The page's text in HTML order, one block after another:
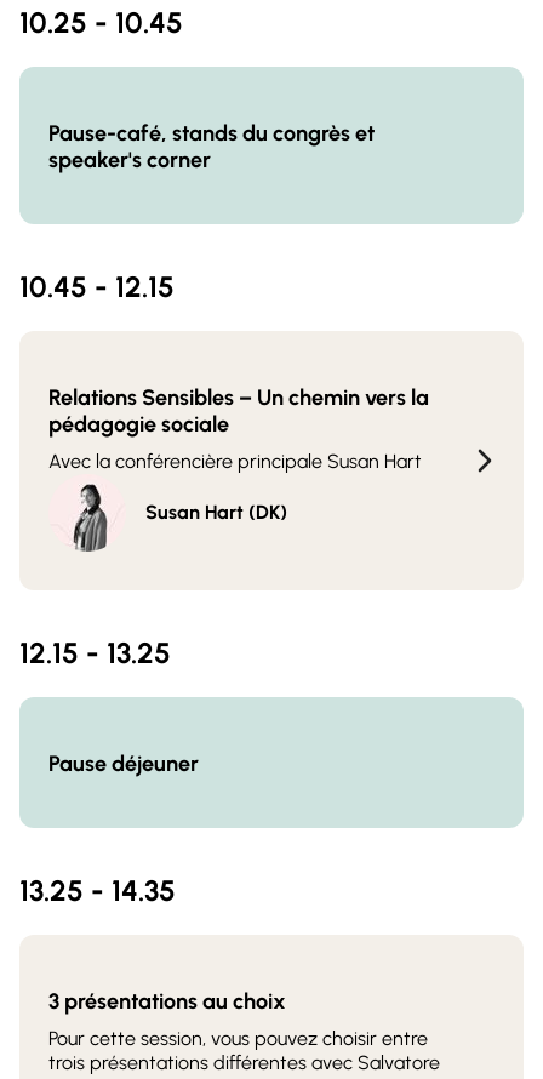
10.25 - 10.45
Pause-café, stands du congrès et
speaker's corner
10.45 - 12.15
Relations Sensibles – Un chemin vers la
pédagogie sociale
Avec la conférencière principale Susan Hart
Susan Hart (DK)
12.15 - 13.25
Pause déjeuner
13.25 - 14.35
3 présentations au choix
Pour cette session, vous pouvez choisir entre
trois présentations différentes avec Salvatore